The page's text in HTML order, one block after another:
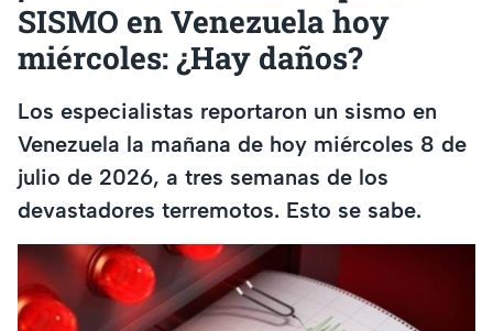
SISMO en Venezuela hoy
miércoles: ¿Hay daños?
Los especialistas reportaron un sismo en
Venezuela la mañana de hoy miércoles 8 de
julio de 2026, a tres semanas de los
devastadores terremotos. Esto se sabe.